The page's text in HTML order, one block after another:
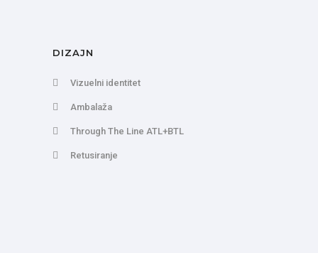
DIZAJN
Vizuelni identitet
Ambalaža
Through The Line ATL+BTL
Retusiranje